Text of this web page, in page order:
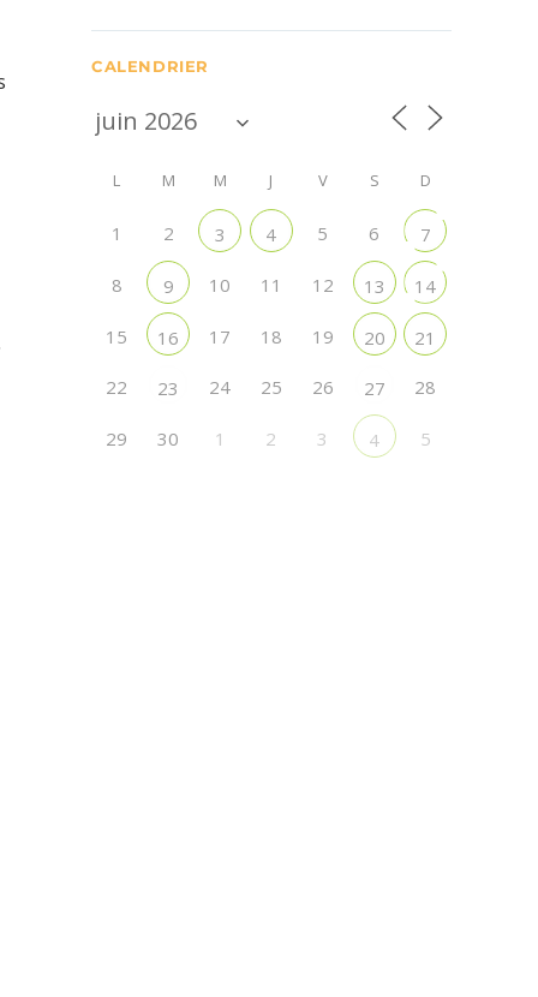
CALENDRIER
L M M J V S D
1 2 3 4 5 6 7
8 9 10 11 12 13 14
15 16 17 18 19 20 21
22 23 24 25 26 27 28
29 30 1 2 3 4 5